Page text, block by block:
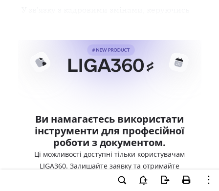
Ви намагаєтесь використати
інструменти для професійної
роботи з документом.
Ці можливості доступні тільки користувачам
LIGA360. Залишайте заявку та отримайте
доступ для професійної роботи прямо зараз.